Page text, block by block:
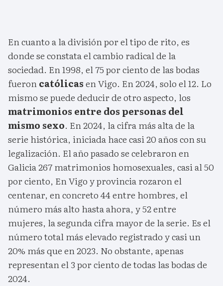
En cuanto a la división por el tipo de rito, es
donde se constata el cambio radical de la
sociedad. En 1998, el 75 por ciento de las bodas
fueroncatólicasen Vigo. En 2024, solo el 12. Lo
mismo se puede deducir de otro aspecto, los
matrimonios entre dos personas del
mismo sexo. En 2024, la cifra más alta de la
serie histórica, iniciada hace casi 20 años con su
legalización. El año pasado se celebraron en
Galicia 267 matrimonios homosexuales, casi al 50
por ciento, En Vigo y provincia rozaron el
centenar, en concreto 44 entre hombres, el
número más alto hasta ahora, y 52 entre
mujeres, la segunda cifra mayor de la serie. Es el
número total más elevado registrado y casi un
20% más que en 2023. No obstante, apenas
representan el 3 por ciento de todas las bodas de
2024.